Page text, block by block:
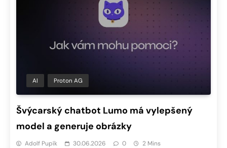
AI Proton AG
Švýcarský chatbot Lumo má vylepšený
model a generuje obrázky
Adolf Pupík 30.06.2026 0 2 Mins